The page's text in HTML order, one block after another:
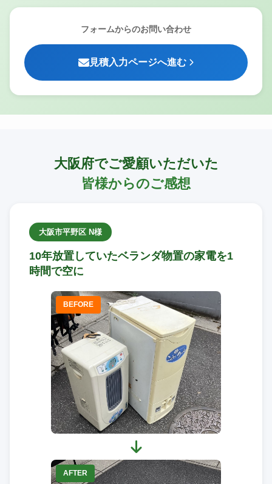
フォームからのお問い合わせ
見積入力ページへ進む
大阪府でご愛顧いただいた
皆様からのご感想
大阪市平野区 N様
10年放置していたベランダ物置の家電を1
時間で空に
BEFORE
AFTER